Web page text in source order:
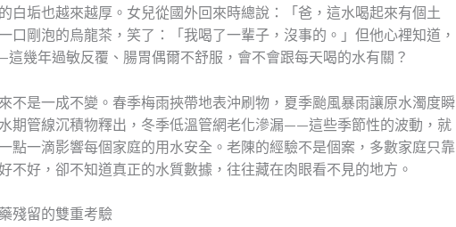
白垢也越來越厚。女兒從國外回來時總說：「爸，這水喝起來有個土
口剛泡的烏龍茶，笑了：「我喝了一輩子，沒事的。」但他心裡知道，
幾年過敏反覆、腸胃偶爾不舒服，會不會跟每天喝的水有關？
不是一成不變。春季梅雨挾帶地表沖刷物，夏季颱風暴雨讓原水濁度瞬
期管線沉積物釋出，冬季低溫管網老化滲漏——這些季節性的波動，就
點一滴影響每個家庭的用水安全。老陳的經驗不是個案，多數家庭只靠
不好，卻不知道真正的水質數據，往往藏在肉眼看不見的地方。
殘留的雙重考驗